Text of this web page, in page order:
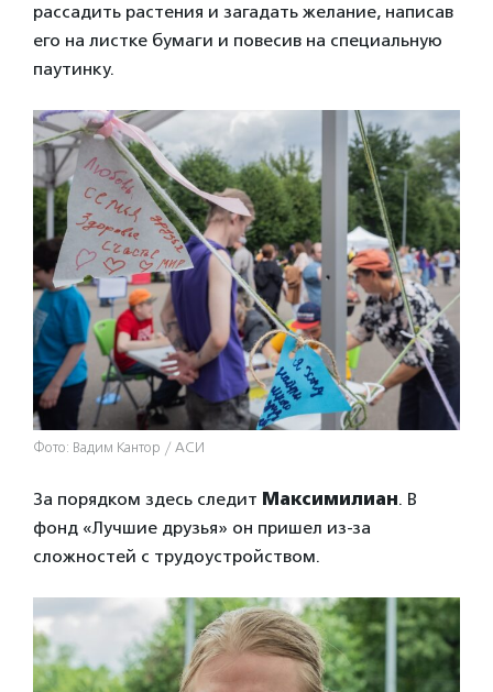
рассадить растения и загадать желание, написав
его на листке бумаги и повесив на специальную
паутинку.
Фото: Вадим Кантор / АСИ
За порядком здесь следит Максимилиан. В
фонд «Лучшие друзья» он пришел из-за
сложностей с трудоустройством.